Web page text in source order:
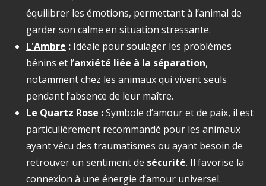
équilibrer les émotions, permettant à l’animal de
garder son calme en situation stressante.
L'Ambre : Idéale pour soulager les problèmes
bénins et l’anxiété liée à la séparation,
notamment chez les animaux qui vivent seuls
pendant l’absence de leur maître.
Le Quartz Rose :Symbole d’amour et de paix, il est
particulièrement recommandé pour les animaux
ayant vécu des traumatismes ou ayant besoin de
retrouver un sentiment de sécurité. Il favorise la
connexion à une énergie d’amour universel.